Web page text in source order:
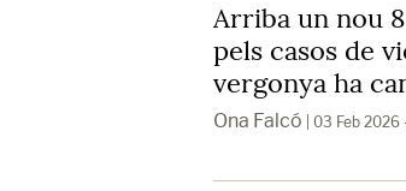
Arriba un nou
pels casos de
vergonya ha
Ona Falcó | 03 Feb 2026